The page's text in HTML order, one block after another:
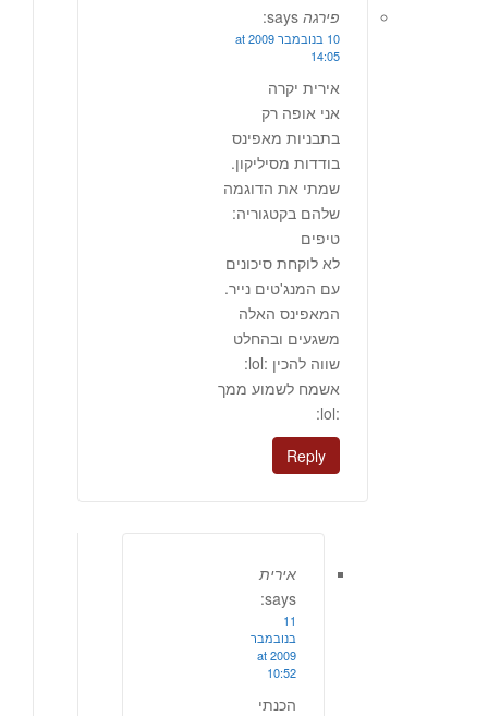
פירגה says:
10 בנובמבר 2009 at
14:05
אירית יקרה
אני אופה רק
בתבניות מאפינס
בודדות מסיליקון.
שמתי את הדוגמה
שלהם בקטגוריה:
טיפים
לא לוקחת סיכונים
עם המנג'טים נייר.
המאפינס האלה
משגעים ובהחלט
שווה להכין :lol:
אשמח לשמוע ממך
:lol:
Reply
אירית
says:
11
בנובמבר
2009 at
10:52
הכנתי